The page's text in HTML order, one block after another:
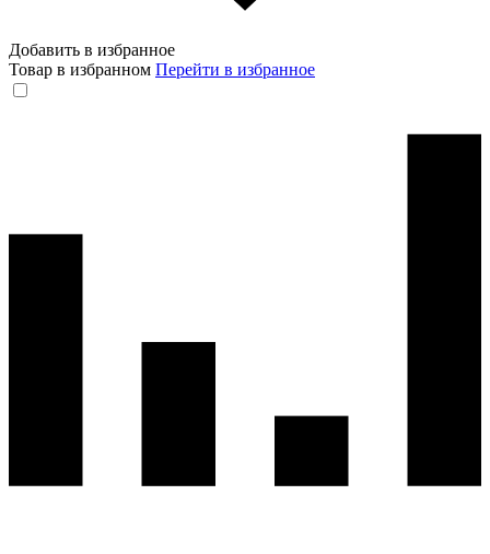
Добавить в избранное
Товар в избранном Перейти в избранное